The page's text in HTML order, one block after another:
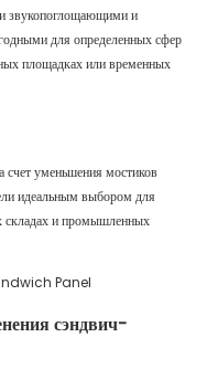
звукопоглощающими и
для определенных сфер
площадках или временных
счет уменьшения мостиков
идеальным выбором для
складах и промышленных
сэндвич-